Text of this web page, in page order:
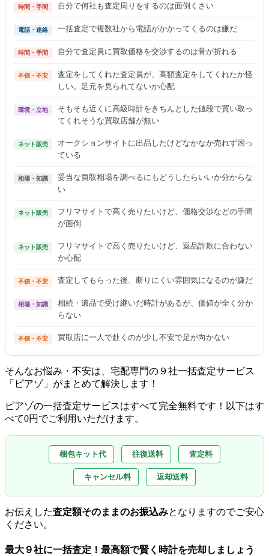
時間・手間 自分で何社も査定周りをするのは面倒くさい
電話・連絡 一括査定で複数社から電話がかかってくるのは嫌だ
時間・手間 自分で査定員に買取価格を交渉するのは骨が折れる
不信・不安
査定をしてくれた査定員が、高額査定をしてくれたか怪
しい。足元を見られてないか心配
環境・立地
そもそも近くに高級時計をきちんとした値段で買い取っ
てくれそうな買取店舗が無い
ネット販売
オークションサイトに出品したけどなかなか売れず困っ
ている
相場・知識
妥当な買取相場を調べるにもどうしたらいいか分からな
い
ネット販売
フリマサイトで高く売りたいけど、価格交渉などの手間
が面倒
ネット販売
フリマサイトで高く売りたいけど、返品詐欺に合わない
か心配
不信・不安 査定してもらった後、断りにくい雰囲気になるのが嫌だ
相場・知識
相続・遺品で受け継いだ時計があるが、価値が全く分か
らない
不信・不安 買取店に一人で赴くのが少し不安で足が向かない
そんなお悩み・不安は、宅配専門の９社一括査定サービス
「ピアゾ」がまとめて解決します！
ピアゾの一括査定サービスはすべて完全無料です！以下はす
べて0円でご利用いただけます。
梱包キット代 往復送料 査定料
キャンセル料 返却送料
お伝えした査定額そのままのお振込みとなりますのでご安心
ください。
最大９社に一括査定！ 最高額で賢く時計を売却しましょう